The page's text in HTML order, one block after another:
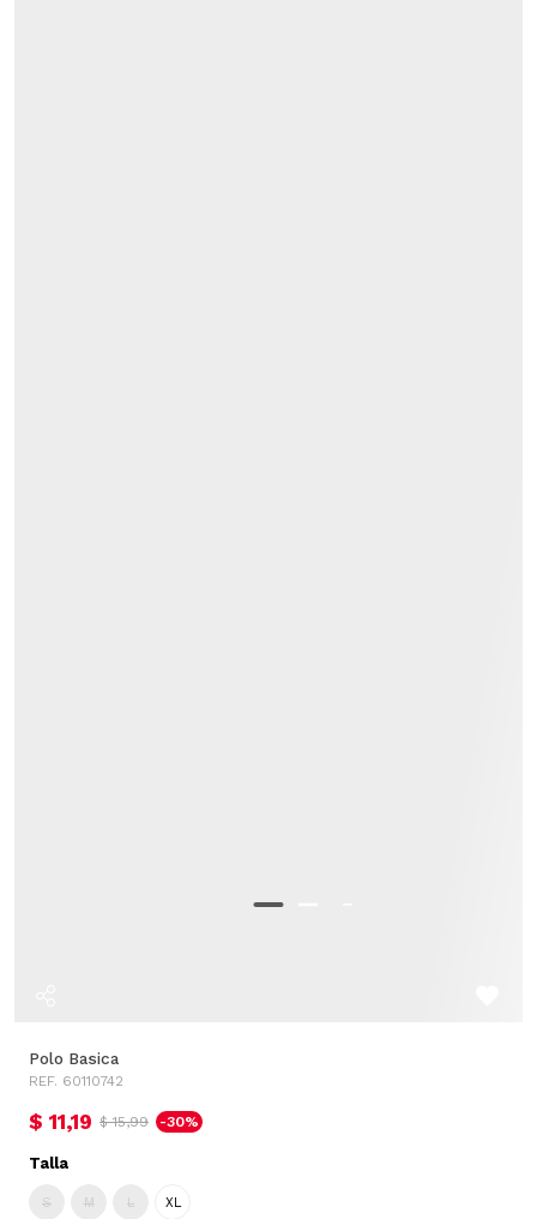
Polo Basica
REF. 60110742
$ 11,19 $ 15,99 -30%
Talla
S M L XL